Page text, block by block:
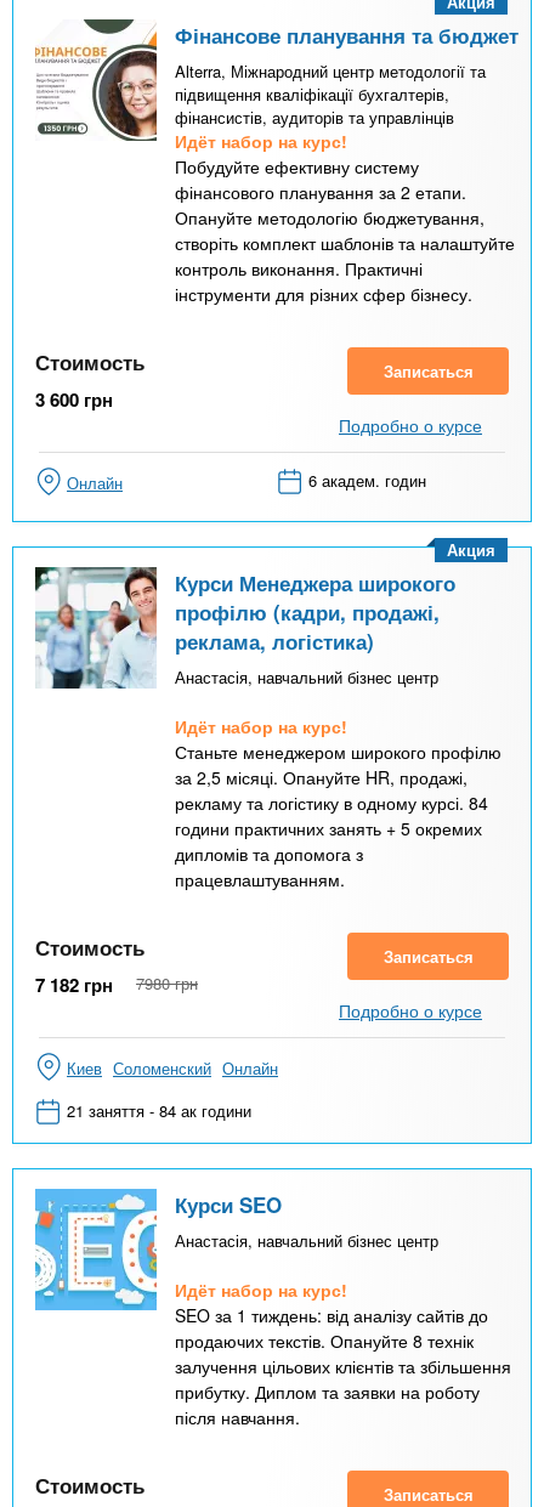
Фінансове планування та бюджет
Alterra, Міжнародний центр методології та
підвищення кваліфікації бухгалтерів,
фінансистів, аудиторів та управлінців
Идёт набор на курс!
Побудуйте ефективну систему
фінансового планування за 2 етапи.
Опануйте методологію бюджетування,
створіть комплект шаблонів та налаштуйте
контроль виконання. Практичні
інструменти для різних сфер бізнесу.
Стоимость
3 600 грн
Записаться
Подробно о курсе
Онлайн 6 академ. годин
Курси Менеджера широкого
профілю (кадри, продажі,
реклама, логістика)
Анастасія, навчальний бізнес центр
Идёт набор на курс!
Станьте менеджером широкого профілю
за 2,5 місяці. Опануйте HR, продажі,
рекламу та логістику в одному курсі. 84
години практичних занять + 5 окремих
дипломів та допомога з
працевлаштуванням.
Акция
Стоимость
7 182 грн 7980 грн
Записаться
Подробно о курсе
Киев Соломенский Онлайн
21 заняття - 84 ак години
Курси SEO
Анастасія, навчальний бізнес центр
Идёт набор на курс!
SEO за 1 тиждень: від аналізу сайтів до
продаючих текстів. Опануйте 8 технік
залучення цільових клієнтів та збільшення
прибутку. Диплом та заявки на роботу
після навчання.
Стоимость Записаться